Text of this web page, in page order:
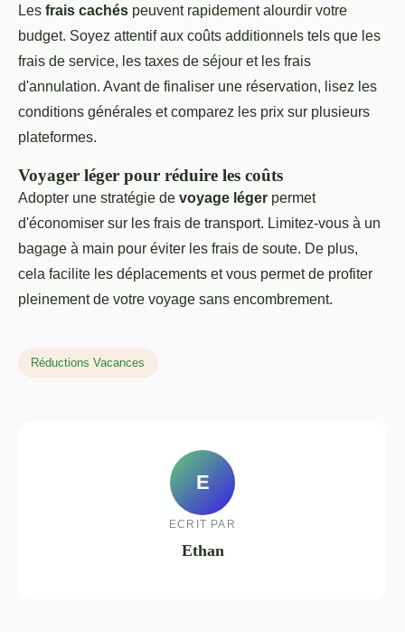
Les frais cachés peuvent rapidement alourdir votre
budget. Soyez attentif aux coûts additionnels tels que les
frais de service, les taxes de séjour et les frais
d'annulation. Avant de finaliser une réservation, lisez les
conditions générales et comparez les prix sur plusieurs
plateformes.
Voyager léger pour réduire les coûts
Adopter une stratégie de voyage léger permet
d'économiser sur les frais de transport. Limitez-vous à un
bagage à main pour éviter les frais de soute. De plus,
cela facilite les déplacements et vous permet de profiter
pleinement de votre voyage sans encombrement.
Réductions Vacances
E
ECRIT PAR
Ethan